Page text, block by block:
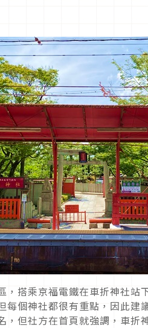
，搭乘京福電鐵在車折神社
每個神社都很有重點，因此建
，但社方在首頁就強調，車折